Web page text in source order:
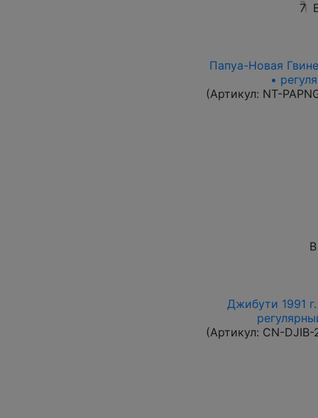
7
Папуа-Новая
•
(Артикул: NT-
Джибути 1991
(Артикул: CN-DJIB-